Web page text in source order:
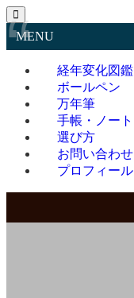
MENU
経年変化図鑑
ボールペン
万年筆
手帳・ノート
選び方
お問い合わせ
プロフィール